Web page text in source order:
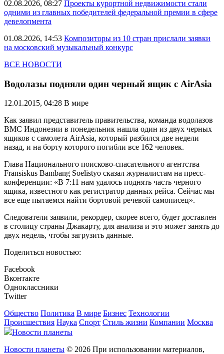
02.08.2026, 08:27 Проекты курортной недвижимости стали
одними из главных победителей федеральной премии в сфере
девелопмента
01.08.2026, 14:53 Композиторы из 10 стран прислали заявки
на московский музыкальный конкурс
ВСЕ НОВОСТИ
Водолазы подняли один черный ящик с AirAsia
12.01.2015, 04:28 В мире
Как заявил представитель правительства, команда водолазов
ВМС Индонезии в понедельник нашла один из двух черных
ящиков с самолета AirAsia, который разбился две недели
назад, и на борту которого погибли все 162 человек.
Глава Национального поисково-спасательного агентства
Fransiskus Bambang Soelistyo сказал журналистам на пресс-
конференции: «В 7:11 нам удалось поднять часть черного
ящика, известного как регистратор данных рейса. Сейчас мы
все еще пытаемся найти бортовой речевой самописец».
Следователи заявили, рекордер, скорее всего, будет доставлен
в столицу страны Джакарту, для анализа и это может занять до
двух недель, чтобы загрузить данные.
Поделиться новостью:
Facebook
Вконтакте
Одноклассники
Twitter
Общество Политика В мире Бизнес Технологии
Происшествия Наука Спорт Стиль жизни Компании Москва
Новости планеты
Новости планеты © 2026 При использовании материалов,